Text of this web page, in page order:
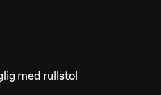
med rullstol